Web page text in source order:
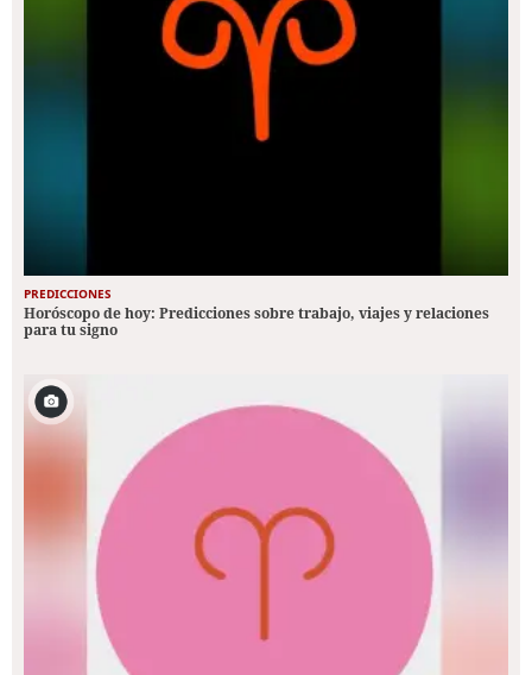
PREDICCIONES
Horóscopo de hoy: Predicciones sobre trabajo, viajes y relaciones
para tu signo